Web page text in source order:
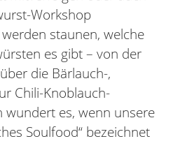
Workshop
staunen, welche
es gibt – von der
die Bärlauch-,
Chili-Knoblauch-
es, wenn unsere
Soulfood“ bezeichnet